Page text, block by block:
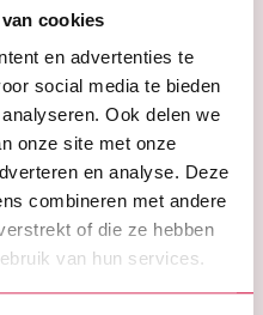
cookies
en advertenties te
social media te bieden
Ook delen we
onze site met onze
en analyse. Deze
combineren met andere
of die ze hebben
van hun services.
met ons op